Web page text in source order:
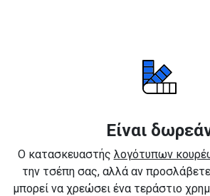
Είναι
Ο κατασκευαστής λογότυπων
την τσέπη σας, αλλά αν
μπορεί να χρεώσει ένα τεράστιο